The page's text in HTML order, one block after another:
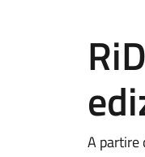
A partire